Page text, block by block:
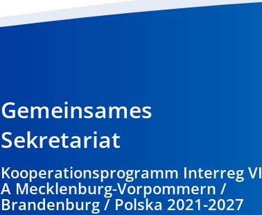
Gemeinsames
Sekretariat
Kooperationsprogramm Interreg VI
A Mecklenburg-Vorpommern /
Brandenburg / Polska 2021-2027